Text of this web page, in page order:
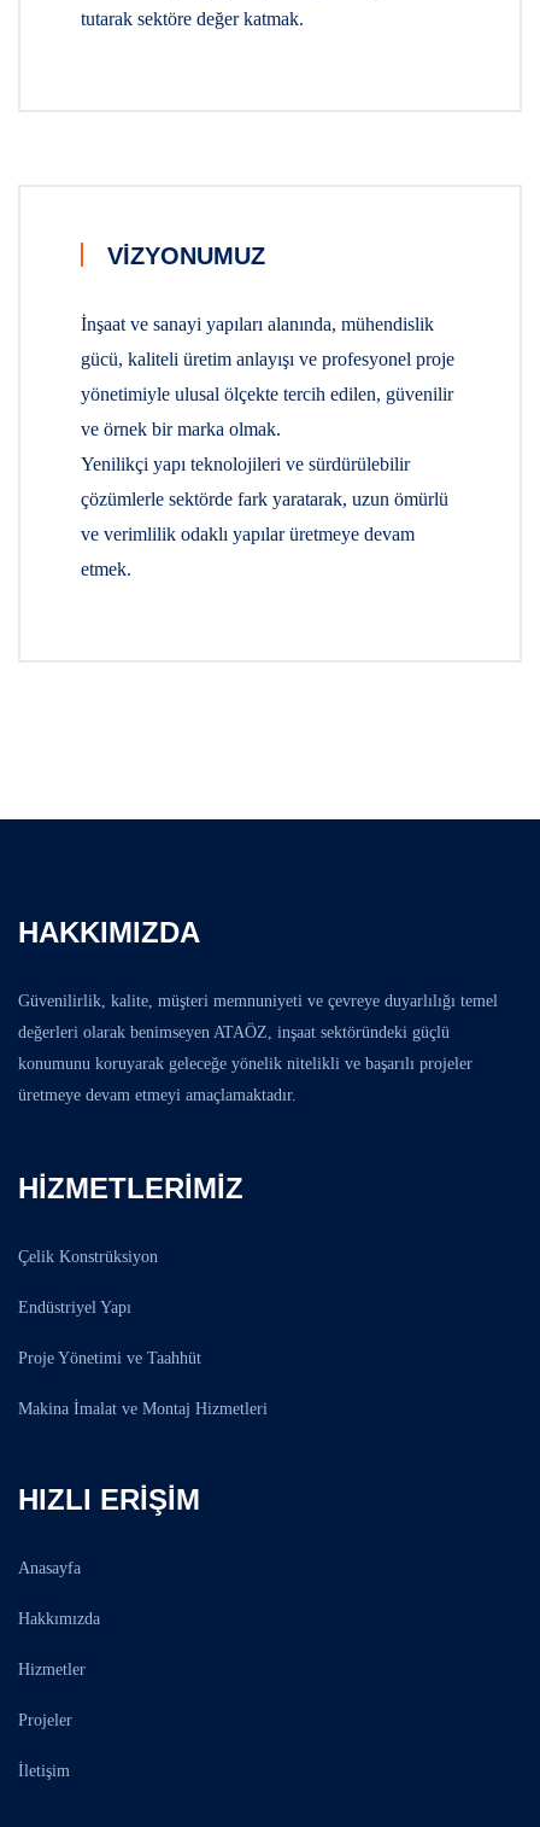
tutarak sektöre değer katmak.
VIZYONUMUZ
İnşaat ve sanayi yapıları alanında, mühendislik
gücü, kaliteli üretim anlayışı ve profesyonel proje
yönetimiyle ulusal ölçekte tercih edilen, güvenilir
ve örnek bir marka olmak.
Yenilikçi yapı teknolojileri ve sürdürülebilir
çözümlerle sektörde fark yaratarak, uzun ömürlü
ve verimlilik odaklı yapılar üretmeye devam
etmek.
HAKKIMIZDA
Güvenilirlik, kalite, müşteri memnuniyeti ve çevreye duyarlılığı temel
değerleri olarak benimseyen ATAÖZ, inşaat sektöründeki güçlü
konumunu koruyarak geleceğe yönelik nitelikli ve başarılı projeler
üretmeye devam etmeyi amaçlamaktadır.
HIZMETLERIMIZ
Çelik Konstrüksiyon
Endüstriyel Yapı
Proje Yönetimi ve Taahhüt
Makina İmalat ve Montaj Hizmetleri
HIZLI ERIŞIM
Anasayfa
Hakkımızda
Hizmetler
Projeler
İletişim